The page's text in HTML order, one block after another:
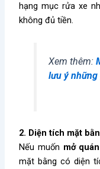
hạng mục rửa xe
không đủ tiền.
Xem thêm:
lưu ý những
2. Diện tích mặt
Nếu muốn mở
mặt bằng có diện